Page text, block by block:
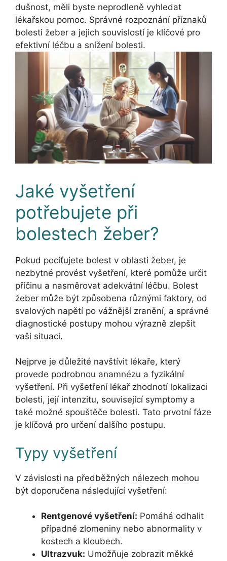
dušnost, měli byste neprodleně vyhledat
lékařskou pomoc. Správné rozpoznání příznaků
bolesti žeber a jejich souvislostí je klíčové pro
efektivní léčbu a snížení bolesti.
Jaké vyšetření
potřebujete při
bolestech žeber?
Pokud pociťujete bolest v oblasti žeber, je
nezbytné provést vyšetření, které pomůže určit
příčinu a nasměrovat adekvátní léčbu. Bolest
žeber může být způsobena různými faktory, od
svalových napětí po vážnější zranění, a správné
diagnostické postupy mohou výrazně zlepšit
vaši situaci.
Nejprve je důležité navštívit lékaře, který
provede podrobnou anamnézu a fyzikální
vyšetření. Při vyšetření lékař zhodnotí lokalizaci
bolesti, její intenzitu, související symptomy a
také možné spouštěče bolesti. Tato prvotní fáze
je klíčová pro určení dalšího postupu.
Typy vyšetření
V závislosti na předběžných nálezech mohou
být doporučena následující vyšetření:
Rentgenové vyšetření: Pomáhá odhalit
případné zlomeniny nebo abnormality v
kostech a kloubech.
Ultrazvuk: Umožňuje zobrazit měkké